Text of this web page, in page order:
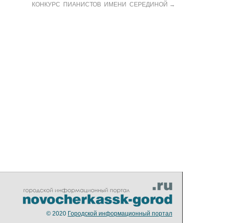
КОНКУРС ПИАНИСТОВ ИМЕНИ СЕРЕДИНОЙ →
© 2020 Городской информационный портал